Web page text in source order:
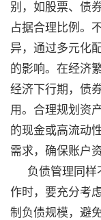
别，如股票、债
占据合理比例。
异，通过多元化
的影响。在经济
经济下行期，债
用。合理规划资
的现金或高流动
需求，确保账户
负债管理同样
作时，要充分考
制负债规模，避